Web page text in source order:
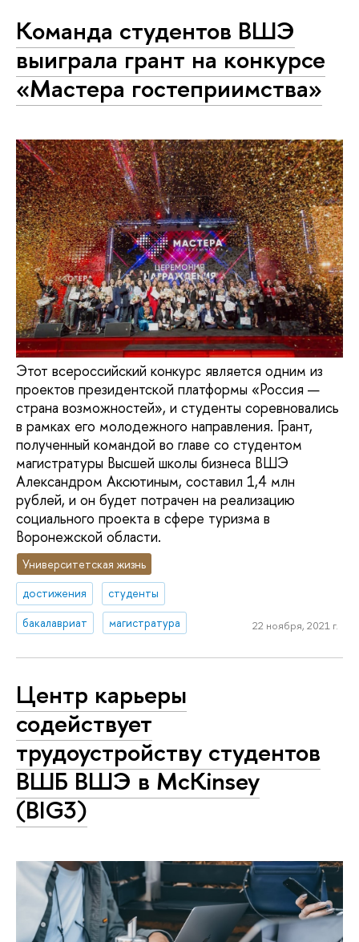
Команда студентов ВШЭ
выиграла грант на конкурсе
«Мастера гостеприимства»
Этот всероссийский конкурс является одним из
проектов президентской платформы «Россия —
страна возможностей», и студенты соревновались
в рамках его молодежного направления. Грант,
полученный командой во главе со студентом
магистратуры Высшей школы бизнеса ВШЭ
Александром Аксютиным, составил 1,4 млн
рублей, и он будет потрачен на реализацию
социального проекта в сфере туризма в
Воронежской области.
Университетская жизнь
достижения
студенты
бакалавриат
магистратура 22 ноября, 2021 г.
Центр карьеры
содействует
трудоустройству студентов
ВШБ ВШЭ в McKinsey
(BIG3)